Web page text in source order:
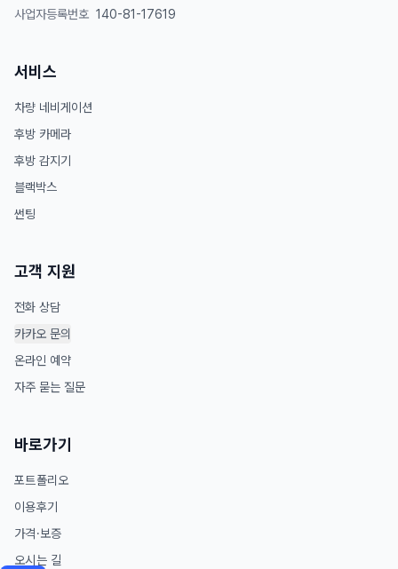
사업자등록번호 140-81-17619
서비스
차량 네비게이션
후방 카메라
후방 감지기
블랙박스
썬팅
고객 지원
전화 상담
카카오 문의
온라인 예약
자주 묻는 질문
바로가기
포트폴리오
이용후기
가격·보증
오시는 길